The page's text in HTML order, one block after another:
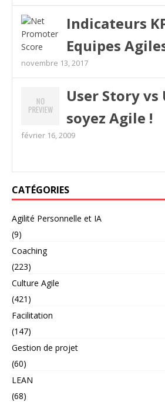
Indicateurs
Equipes
novembre 13, 2017
User Story vs
soyez Agile !
février 16, 2009
CATÉGORIES
Agilité Personnelle et IA
(9)
Coaching
(223)
Culture Agile
(421)
Facilitation
(147)
Gestion de projet
(60)
LEAN
(68)